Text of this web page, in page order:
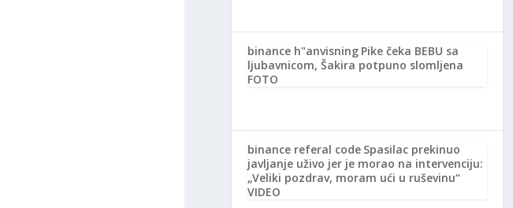
binance h"anvisning Pike čeka BEBU sa
ljubavnicom, Šakira potpuno slomljena
FOTO
binance referal code Spasilac prekinuo
javljanje uživo jer je morao na intervenciju:
„Veliki pozdrav, moram ući u ruševinu“
VIDEO